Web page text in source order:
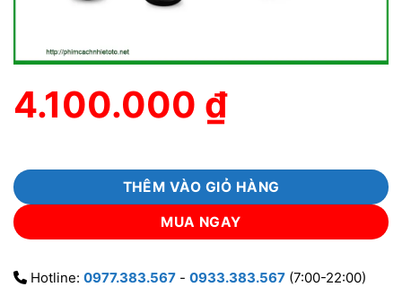
4.100.000 ₫
THÊM VÀO GIỎ HÀNG
MUA NGAY
Hotline: 0977.383.567 - 0933.383.567 (7:00-22:00)